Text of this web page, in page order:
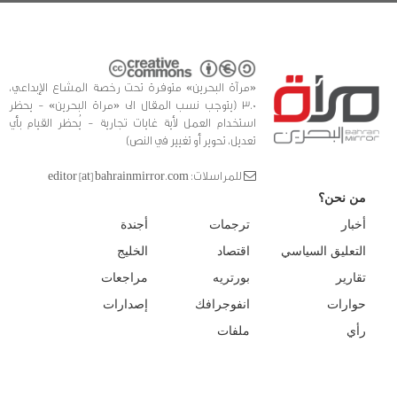
«مرآة البحرين» متوفرة تحت رخصة المشاع الإبداعي،
3.0 (يتوجب نسب المقال الى «مراة البحرين» - يحظر
استخدام العمل لأية غايات تجارية - يُحظر القيام بأي
تعديل، تحوير أو تغيير في النص)
للمراسلات: editor [at] bahrainmirror.com
من نحن؟
أخبار
التعليق السياسي
تقارير
حوارات
رأي
ترجمات
اقتصاد
بورتريه
انفوجرافك
ملفات
أجندة
الخليج
مراجعات
إصدارات